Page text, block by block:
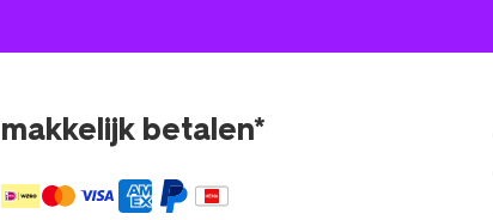
makkelijk betalen*